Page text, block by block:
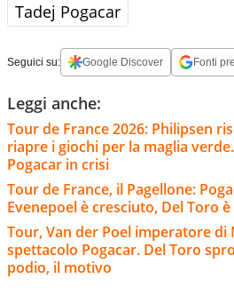
Tadej Pogacar
Seguici su: Google Discover Fonti
Leggi anche:
Tour de France 2026: Philipsen
riapre i giochi per la maglia
Pogacar in crisi
Tour de France, il Pagellone:
Evenepoel è cresciuto, Del Toro
Tour, Van der Poel imperatore
spettacolo Pogacar. Del Toro
podio, il motivo